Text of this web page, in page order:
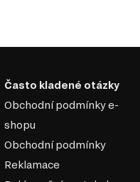
Často kladené otázky
Obchodní podmínky e-
shopu
Obchodní podmínky
Reklamace